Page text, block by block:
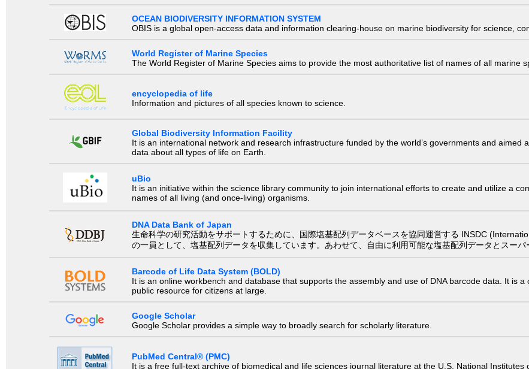
OCEAN BIODIVERSITY INFORMATION SYSTEM
OBIS is a global open-access data and information clearing-house on marine biodiversity for science,
World Register of Marine Species
The World Register of Marine Species aims to provide the most authoritative list of names of all marine
encyclopedia of life
Information and pictures of all species known to science.
Global Biodiversity Information Facility
It is an international network and research infrastructure funded by the world’s governments and aimed
data about all types of life on Earth.
uBio
It is an initiative within the science library community to join international efforts to create and utilize a
names of all living (and once-living) organisms.
DNA Data Bank of Japan
生命科学の研究活動をサポートするために、国際塩基配列データベースを協同運営する INSDC
の一員として、塩基配列データを収集しています。あわせて、自由に利用可能な塩基配列データとスーパ
Barcode of Life Data System (BOLD)
It is an online workbench and database that supports the assembly and use of DNA barcode data. It is
public resource for citizens at large.
Google Scholar
Google Scholar provides a simple way to broadly search for scholarly literature.
PubMed Central® (PMC)
It is a free full-text archive of biomedical and life sciences journal literature at the U.S. National Institutes